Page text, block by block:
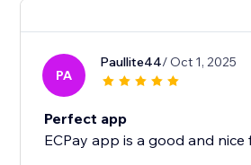
PA
Paullite44/ Oct 1, 2025
Perfect app
ECPay app is a good and nice